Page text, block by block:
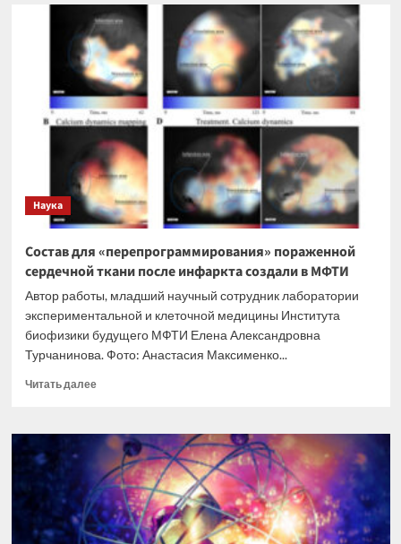
Наука
Состав для «перепрограммирования» пораженной
сердечной ткани после инфаркта создали в МФТИ
Автор работы, младший научный сотрудник лаборатории
экспериментальной и клеточной медицины Института
биофизики будущего МФТИ Елена Александровна
Турчанинова. Фото: Анастасия Максименко...
Читать далееПрочитать
Состав
для
«перепрограммирования»
пораженной
сердечной
ткани
после